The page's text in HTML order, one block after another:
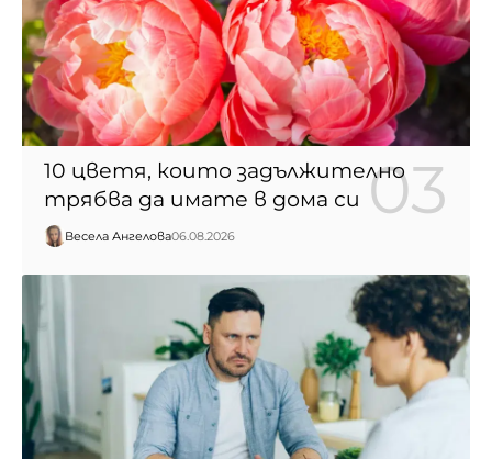
10 цветя, които задължително
трябва да имате в дома си
Весела Ангелова06.08.2026